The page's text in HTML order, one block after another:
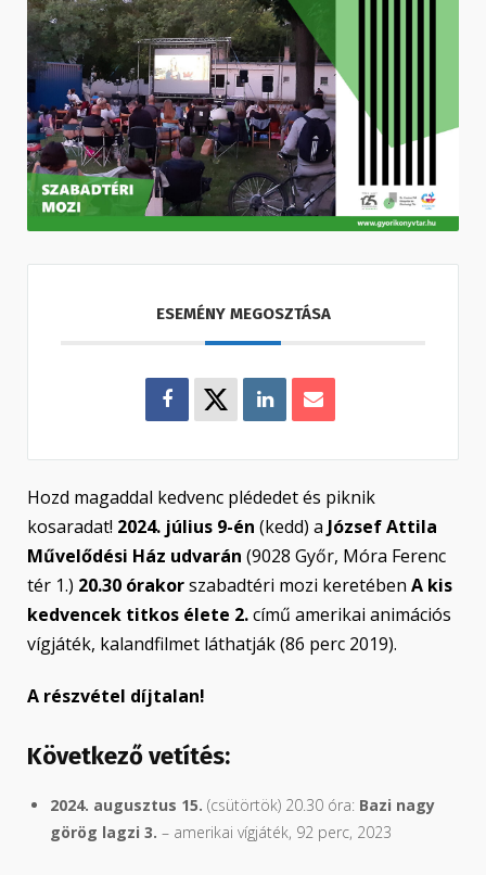
Hozd magaddal kedvenc plédedet és piknik
kosaradat! 2024. július 9-én (kedd) a József Attila
Művelődési Ház udvarán (9028 Győr, Móra Ferenc
tér 1.) 20.30 órakorszabadtéri mozi keretében A kis
kedvencek titkos élete 2.című amerikai animációs
vígjáték, kalandfilmet láthatják (86 perc 2019).
A részvétel díjtalan!
Következő vetítés:
2024. augusztus 15. (csütörtök) 20.30 óra: Bazi nagy
görög lagzi 3. – amerikai vígjáték, 92 perc, 2023
ESEMÉNY MEGOSZTÁSA